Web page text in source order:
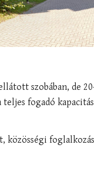
szobában, de
fogadó